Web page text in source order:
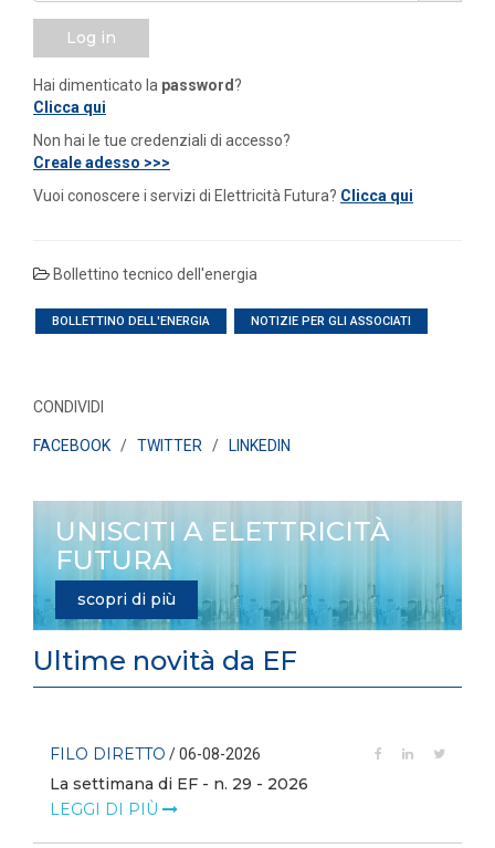
Log in
Hai dimenticato la password ?
Clicca qui
Non hai le tue credenziali di accesso?
Creale adesso >>>
Vuoi conoscere i servizi di Elettricità Futura? Clicca qui
Bollettino tecnico dell'energia
BOLLETTINO DELL'ENERGIA NOTIZIE PER GLI ASSOCIATI
CONDIVIDI
FACEBOOK / TWITTER / LINKEDIN
UNISCITI A ELETTRICITÀ
FUTURA
scopri di più
Ultime novità da EF
FILO DIRETTO / 06-08-2026
La settimana di EF - n. 29 - 2026
LEGGI DI PIÙ